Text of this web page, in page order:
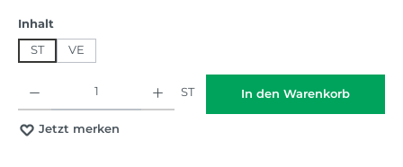
Inhalt
ST
VE
ST In den Warenkorb
Jetzt merken